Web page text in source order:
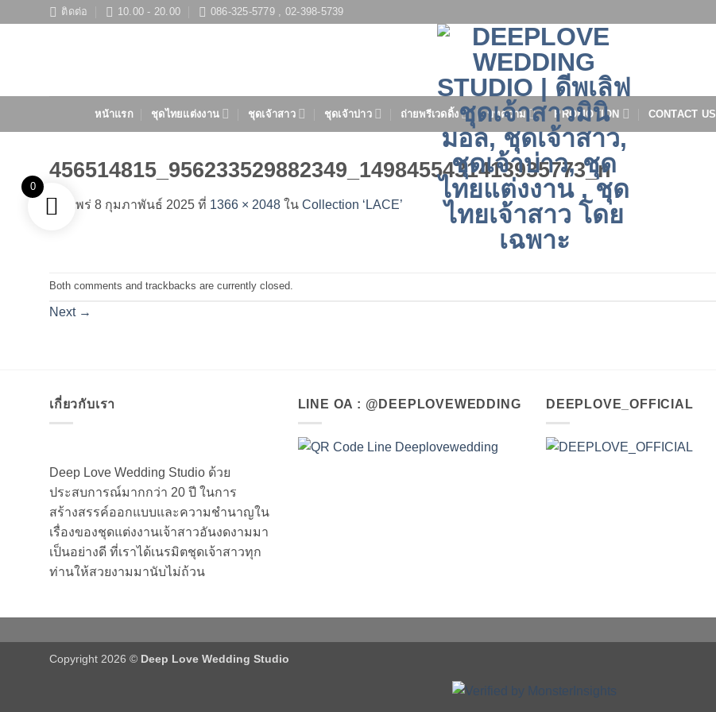
ติดต่อ 10.00 - 20.00 086-325-5779 , 02-398-5739
หน้าแรก ชุดไทยแต่งงาน ชุดเจ้าสาว ชุดเจ้าบ่าว ถ่ายพรีเวดดิ้ง บทความ PROMOTION CONTACT US
456514815_956233529882349_1498455431413935773_n
เผยแพร่ 8 กุมภาพันธ์ 2025 ที่ 1366 × 2048 ใน Collection ‘LACE’
Both comments and trackbacks are currently closed.
Next →
เกี่ยวกับเรา
Deep Love Wedding Studio ด้วย
ประสบการณ์มากกว่า 20 ปี ในการ
สร้างสรรค์ออกแบบและความชำนาญใน
เรื่องของชุดแต่งงานเจ้าสาวอันงดงามมา
เป็นอย่างดี ที่เราได้เนรมิตชุดเจ้าสาวทุก
ท่านให้สวยงามมานับไม่ถ้วน
LINE OA : @DEEPLOVEWEDDING DEEPLOVE_OFFICIAL
Copyright 2026 © Deep Love Wedding Studio
0